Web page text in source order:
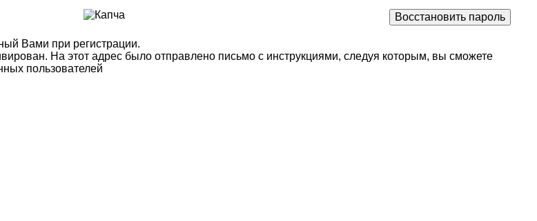
Вами при регистрации.
На этот адрес было отправлено письмо с инструкциями, следуя которым, вы сможете
пользователей